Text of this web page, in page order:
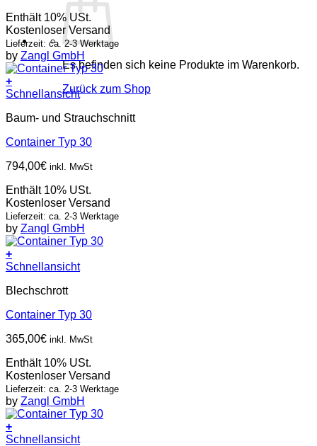
Es befinden sich keine Produkte im Warenkorb.
Zurück zum Shop
Enthält 10% USt.
Kostenloser Versand
Lieferzeit: ca. 2-3 Werktage
by Zangl GmbH
+
Schnellansicht
Baum- und Strauchschnitt
Container Typ 30
794,00€ inkl. MwSt
Enthält 10% USt.
Kostenloser Versand
Lieferzeit: ca. 2-3 Werktage
by Zangl GmbH
+
Schnellansicht
Blechschrott
Container Typ 30
365,00€ inkl. MwSt
Enthält 10% USt.
Kostenloser Versand
Lieferzeit: ca. 2-3 Werktage
by Zangl GmbH
+
Schnellansicht